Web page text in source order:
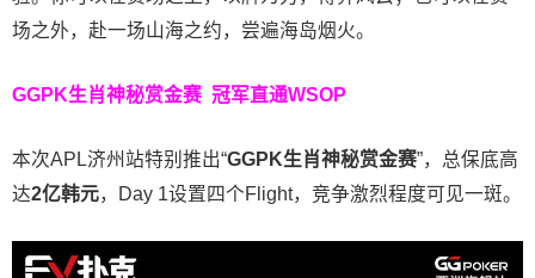
场之外，赴一场山海之约，尝遍海岛烟火。
GGPK生肖神秘赏金赛 冠军直通WSOP
本次APL济州站特别推出“GGPK生肖神秘赏金赛”，总保底高
达2亿韩元，Day 1设置四个Flight，竞争激烈程度可见一斑。